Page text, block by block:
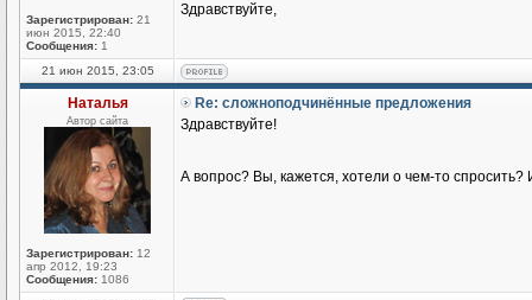
Зарегистрирован: 21
июн 2015, 22:40
Сообщения: 1
Здравствуйте,
21 июн 2015, 23:05
Наталья
Автор сайта
Зарегистрирован: 12
апр 2012, 19:23
Сообщения: 1086
Re: сложноподчинённые предложения
Здравствуйте!
А вопрос? Вы, кажется, хотели о чем-то